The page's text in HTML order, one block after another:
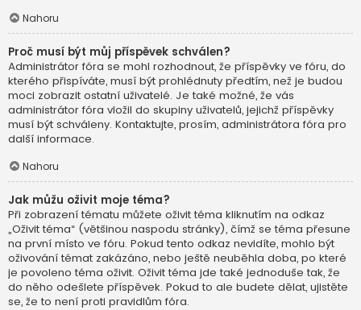
Nahoru
Proč musí být můj příspěvek schválen?
Administrátor fóra se mohl rozhodnout, že příspěvky ve fóru, do
kterého přispíváte, musí být prohlédnuty předtím, než je budou
moci zobrazit ostatní uživatelé. Je také možné, že vás
administrátor fóra vložil do skupiny uživatelů, jejichž příspěvky
musí být schváleny. Kontaktujte, prosím, administrátora fóra pro
další informace.
Nahoru
Jak můžu oživit moje téma?
Při zobrazení tématu můžete oživit téma kliknutím na odkaz
„Oživit téma“ (většinou naspodu stránky), čímž se téma přesune
na první místo ve fóru. Pokud tento odkaz nevidíte, mohlo být
oživování témat zakázáno, nebo ještě neuběhla doba, po které
je povoleno téma oživit. Oživit téma jde také jednoduše tak, že
do něho odešlete příspěvek. Pokud to ale budete dělat, ujistěte
se, že to není proti pravidlům fóra.